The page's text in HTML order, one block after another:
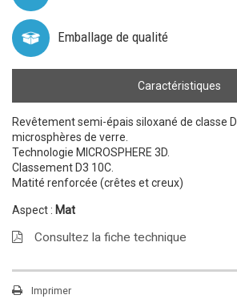
Emballage de qualité
Caractéristiques
Calculer ma quantité
Revêtement semi-épais siloxané de classe
microsphères de verre.
Technologie MICROSPHERE 3D.
Classement D3 10C.
Matité renforcée (crêtes et creux)
Aspect : Mat
Consultez la fiche technique
Imprimer